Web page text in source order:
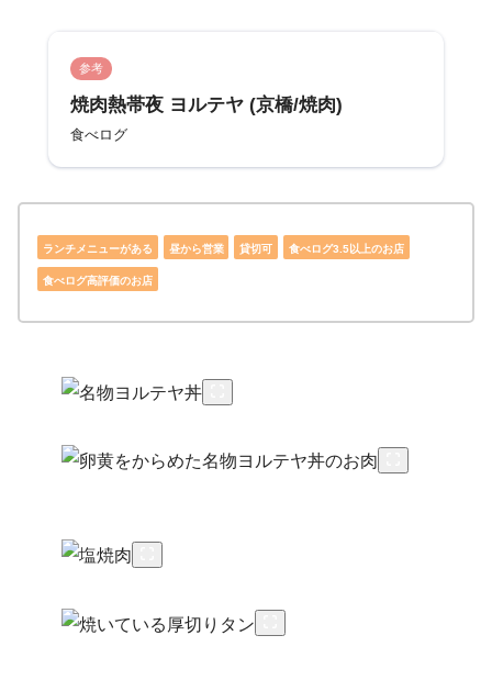
参考
焼肉熱帯夜 ヨルテヤ (京橋/焼肉)
食べログ
ランチメニューがある 昼から営業 貸切可 食べログ3.5以上のお店
食べログ高評価のお店